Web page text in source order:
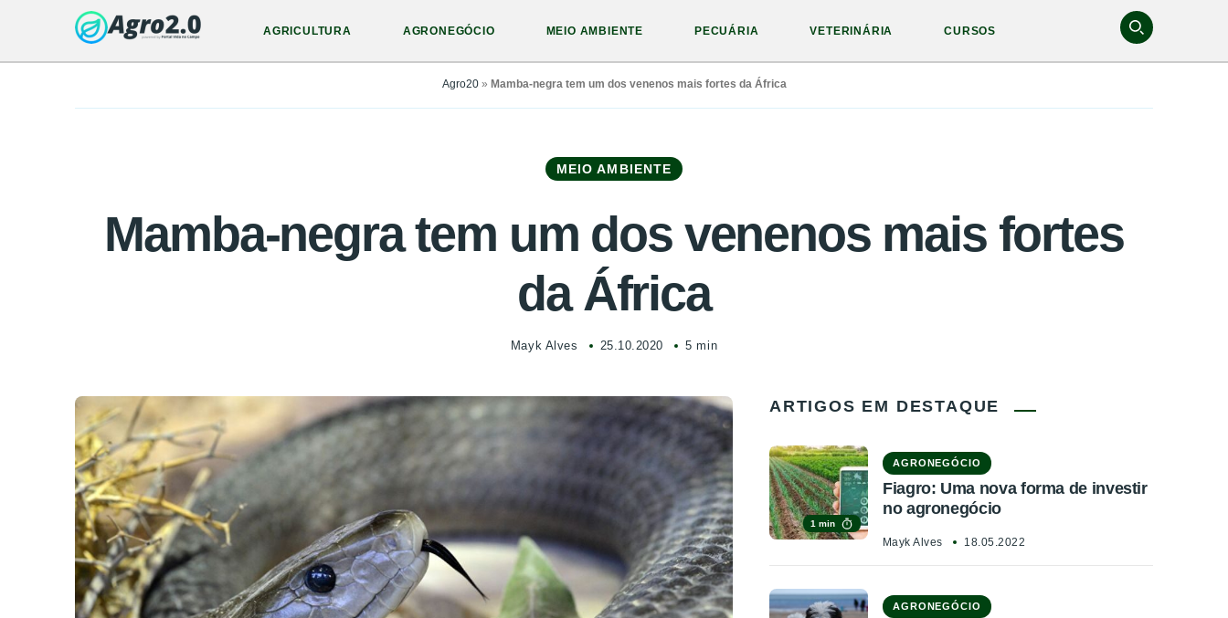
AGRICULTURA AGRONEGÓCIO MEIO AMBIENTE PECUÁRIA VETERINÁRIA CURSOS
Agro20» Mamba-negra tem um dos venenos mais fortes da África
MEIO AMBIENTE
Mamba-negra tem um dos venenos mais fortes
da África
Mayk Alves 25.10.2020 5 min
ARTIGOS EM DESTAQUE
1 min
AGRONEGÓCIO
Fiagro: Uma nova forma de investir
no agronegócio
Mayk Alves 18.05.2022
AGRONEGÓCIO